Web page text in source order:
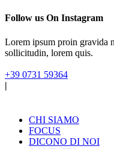
Follow us On Instagram
Lorem ipsum proin gravida
sollicitudin, lorem quis.
+39 0731 59364
|
CHI SIAMO
FOCUS
DICONO DI NOI